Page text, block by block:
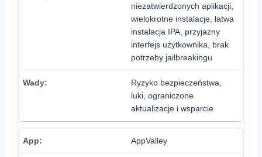
niezatwierdzonych aplikacji,
wielokrotne instalacje, łatwa
instalacja IPA, przyjazny
interfejs użytkownika, brak
potrzeby jailbreakingu
Ryzyko bezpieczeństwa,
luki, ograniczone
aktualizacje i wsparcie
AppValley